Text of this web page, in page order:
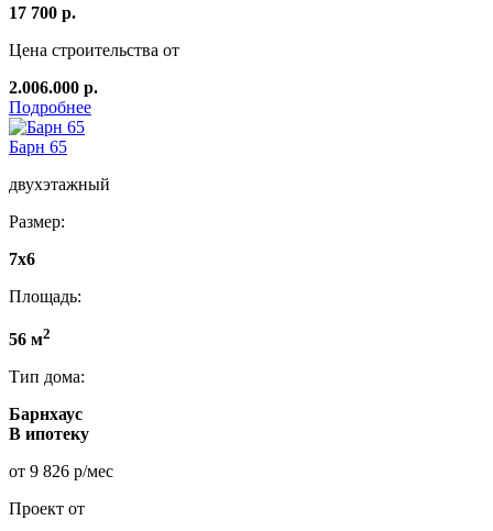
17 700 р.
Цена строительства от
2.006.000 р.
Подробнее
Барн 65
двухэтажный
Размер:
7х6
Площадь:
56 м2
Тип дома:
Барнхаус
В ипотеку
от 9 826 р/мес
Проект от